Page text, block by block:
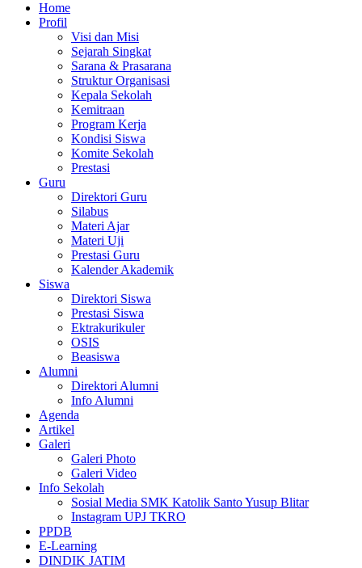
Home
Profil
Visi dan Misi
Sejarah Singkat
Sarana & Prasarana
Struktur Organisasi
Kepala Sekolah
Kemitraan
Program Kerja
Kondisi Siswa
Komite Sekolah
Prestasi
Guru
Direktori Guru
Silabus
Materi Ajar
Materi Uji
Prestasi Guru
Kalender Akademik
Siswa
Direktori Siswa
Prestasi Siswa
Ektrakurikuler
OSIS
Beasiswa
Alumni
Direktori Alumni
Info Alumni
Agenda
Artikel
Galeri
Galeri Photo
Galeri Video
Info Sekolah
Sosial Media SMK Katolik Santo Yusup Blitar
Instagram UPJ TKRO
PPDB
E-Learning
DINDIK JATIM